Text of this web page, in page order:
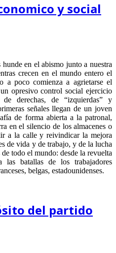
y social
en el abismo junto a nuestra
crecen en el mundo entero el
a poco comienza a agrietarse el
opresivo control social ejercicio
derechas, de “izquierdas” y
señales llegan de un joven
de forma abierta a la patronal,
en el silencio de los almacenes o
a la calle y reivindicar la mejora
de vida y de trabajo, y de la lucha
todo el mundo: desde la revuelta
las batallas de los trabajadores
belgas, estadounidenses.
del partido